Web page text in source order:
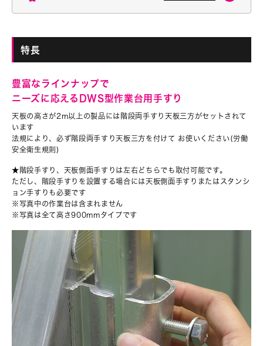
特長
豊富なラインナップで
ニーズに応えるDWS型作業台用手すり
天板の高さが2m以上の製品には階段両手すり天板三方がセットされて
います
法規により、必ず階段両手すり天板三方を付けて お使いください(労働
安全衛生規則)
★階段手すり、天板側面手すりは左右どちらでも取付可能です。
ただし、階段手すりを設置する場合には天板側面手すりまたはスタンシ
ョン手すりも必要です
※写真中の作業台は含まれません
※写真は全て高さ900mmタイプです